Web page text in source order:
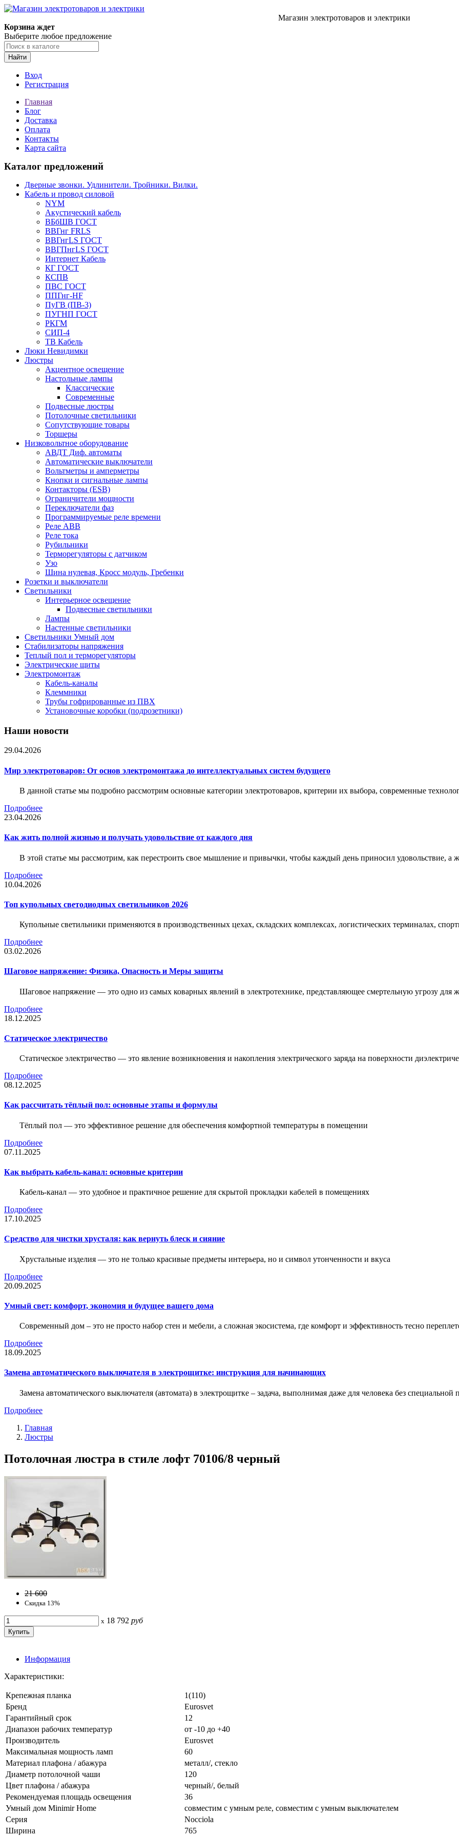
Магазин электротоваров и электрики
Корзина ждет
Выберите любое предложение
Найти
Вход
Регистрация
Главная
Блог
Доставка
Оплата
Контакты
Карта сайта
Каталог предложений
Дверные звонки. Удлинители. Тройники. Вилки.
Кабель и провод силовой
NYM
Акустический кабель
ВБбШВ ГОСТ
ВВГнг FRLS
ВВГнгLS ГОСТ
ВВГПнгLS ГОСТ
Интернет Кабель
КГ ГОСТ
КСПВ
ПВС ГОСТ
ППГнг-HF
ПуГВ (ПВ-3)
ПУГНП ГОСТ
РКГМ
СИП-4
ТВ Кабель
Люки Невидимки
Люстры
Акцентное освещение
Настольные лампы
Классические
Современные
Подвесные люстры
Потолочные светильники
Сопутствующие товары
Торшеры
Низковольтное оборудование
АВДT Диф. автоматы
Автоматические выключатели
Вольтметры и амперметры
Кнопки и сигнальные лампы
Контакторы (ESB)
Ограничители мощности
Переключатели фаз
Программируемые реле времени
Реле ABB
Реле тока
Рубильники
Терморегуляторы с датчиком
Узо
Шина нулевая, Кросс модуль, Гребенки
Розетки и выключатели
Светильники
Интерьерное освещение
Подвесные светильники
Лампы
Настенные светильники
Светильники Умный дом
Стабилизаторы напряжения
Теплый пол и терморегуляторы
Электрические щиты
Электромонтаж
Кабель-каналы
Клеммники
Трубы гофрированные из ПВХ
Установочные коробки (подрозетники)
Наши новости
29.04.2026
Мир электротоваров: От основ электромонтажа до интеллектуальных систем будущего
В данной статье мы подробно рассмотрим основные категории электротоваров, критерии их выбора, современные
Подробнее
23.04.2026
Как жить полной жизнью и получать удовольствие от каждого дня
В этой статье мы рассмотрим, как перестроить свое мышление и привычки, чтобы каждый день приносил удовольствие, а
Подробнее
10.04.2026
Топ купольных светодиодных светильников 2026
Купольные светильники применяются в производственных цехах, складских комплексах, логистических терминалах,
Подробнее
03.02.2026
Шаговое напряжение: Физика, Опасность и Меры защиты
Шаговое напряжение — это одно из самых коварных явлений в электротехнике, представляющее смертельную угрозу для
Подробнее
18.12.2025
Статическое электричество
Статическое электричество — это явление возникновения и накопления электрического заряда на поверхности
Подробнее
08.12.2025
Как рассчитать тёплый пол: основные этапы и формулы
Тёплый пол — это эффективное решение для обеспечения комфортной температуры в помещении
Подробнее
07.11.2025
Как выбрать кабель-канал: основные критерии
Кабель-канал — это удобное и практичное решение для скрытой прокладки кабелей в помещениях
Подробнее
17.10.2025
Средство для чистки хрусталя: как вернуть блеск и сияние
Хрустальные изделия — это не только красивые предметы интерьера, но и символ утонченности и вкуса
Подробнее
20.09.2025
Умный свет: комфорт, экономия и будущее вашего дома
Современный дом – это не просто набор стен и мебели, а сложная экосистема, где комфорт и эффективность тесно
Подробнее
18.09.2025
Замена автоматического выключателя в электрощитке: инструкция для начинающих
Замена автоматического выключателя (автомата) в электрощитке – задача, выполнимая даже для человека без специальной
Подробнее
Главная
Люстры
Потолочная люстра в стиле лофт 70106/8 черный
21 600
Скидка 13%
x 18 792 руб
Информация
Характеристики:
Крепежная планка
1(110)
Бренд
Eurosvet
Гарантийный срок
12
Диапазон рабочих температур
от -10 до +40
Производитель
Eurosvet
Максимальная мощность ламп
60
Материал плафона / абажура
металл/, стекло
Диаметр потолочной чаши
120
Цвет плафона / абажура
черный/, белый
Рекомендуемая площадь освещения
36
Умный дом Minimir Home
совместим с умным реле, совместим с умным выключателем
Серия
Nocciola
Ширина
765